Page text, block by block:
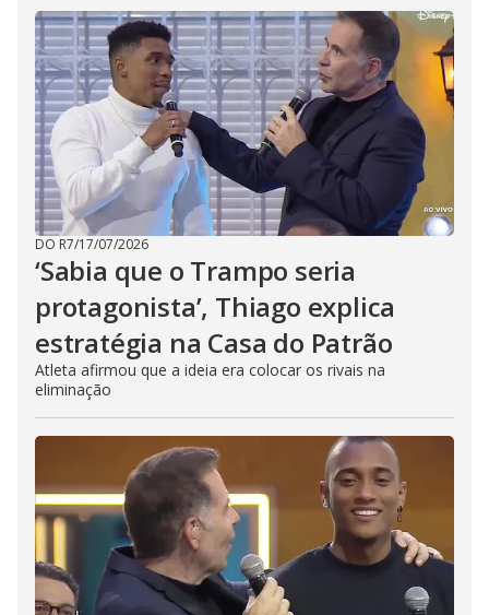
DO R7/17/07/2026
‘Sabia que o Trampo seria
protagonista’, Thiago explica
estratégia na Casa do Patrão
Atleta afirmou que a ideia era colocar os rivais na
eliminação